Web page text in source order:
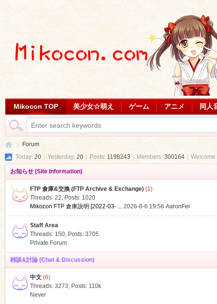
Mikocon TOP 美少女☆萌え ゲーム アニメ 同人
Mi
Forum
Today: 20 Yesterday: 20 Posts: 1198243 Members: 300164
お知らせ (Site Information)
FTP 倉庫&交換 (FTP Archive & Exchange)(1)
Threads: 22, Posts: 1020
Mikocon FTP 倉庫說明 [2022-03- ... 2026-8-6 19:56 AaronFer
Staff Area
Threads: 150, Posts: 3705
Private Forum
雑談&討論 (Chat & Discussion)
中文(6)
Threads: 3273, Posts: 110k
Never